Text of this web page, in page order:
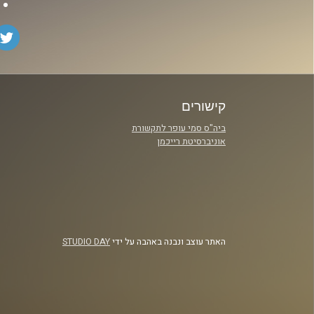
קישורים
ביה"ס סמי עופר לתקשורת
אוניברסיטת רייכמן
האתר עוצב ונבנה באהבה על ידיSTUDIO DAY